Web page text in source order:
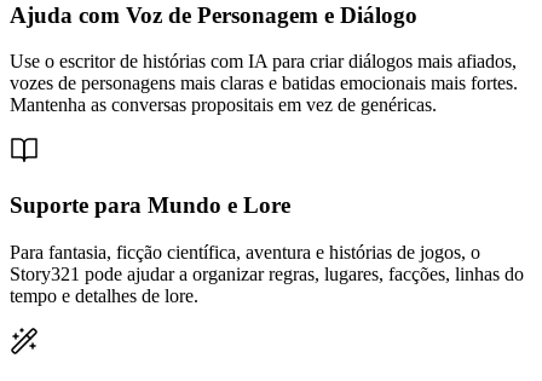
Ajuda com Voz de Personagem e Diálogo
Use o escritor de histórias com IA para criar diálogos mais afiados,
vozes de personagens mais claras e batidas emocionais mais fortes.
Mantenha as conversas propositais em vez de genéricas.
Suporte para Mundo e Lore
Para fantasia, ficção científica, aventura e histórias de jogos, o
Story321 pode ajudar a organizar regras, lugares, facções, linhas do
tempo e detalhes de lore.